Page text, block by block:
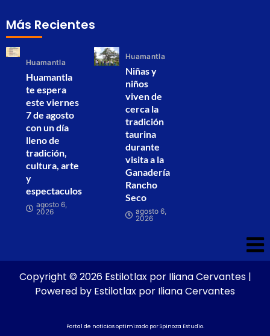
Más Recientes
Huamantla
Huamantla
te espera
este viernes
7 de agosto
con un día
lleno de
tradición,
cultura, arte
y
espectaculos
agosto 6,
2026
Huamantla
Niñas y
niños
viven de
cerca la
tradición
taurina
durante
visita a la
Ganadería
Rancho
Seco
agosto 6,
2026
Copyright © 2026 Estilotlax por Iliana Cervantes |
Powered by Estilotlax por Iliana Cervantes
Portal de noticias optimizado porSpinoza Estudio.